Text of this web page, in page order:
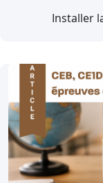
Installer